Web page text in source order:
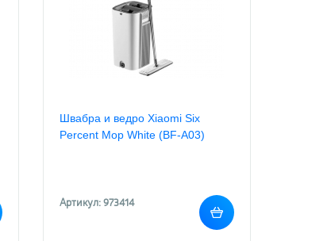
Швабра и ведро Xiaomi Six
Percent Mop White (BF-A03)
Артикул: 973414